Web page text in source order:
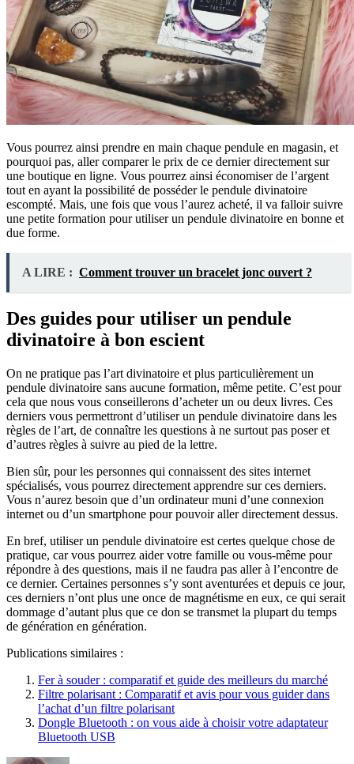
Vous pourrez ainsi prendre en main chaque pendule en magasin, et
pourquoi pas, aller comparer le prix de ce dernier directement sur
une boutique en ligne. Vous pourrez ainsi économiser de l’argent
tout en ayant la possibilité de posséder le pendule divinatoire
escompté. Mais, une fois que vous l’aurez acheté, il va falloir suivre
une petite formation pour utiliser un pendule divinatoire en bonne et
due forme.
A LIRE : Comment trouver un bracelet jonc ouvert ?
Des guides pour utiliser un pendule
divinatoire à bon escient
On ne pratique pas l’art divinatoire et plus particulièrement un
pendule divinatoire sans aucune formation, même petite. C’est pour
cela que nous vous conseillerons d’acheter un ou deux livres. Ces
derniers vous permettront d’utiliser un pendule divinatoire dans les
règles de l’art, de connaître les questions à ne surtout pas poser et
d’autres règles à suivre au pied de la lettre.
Bien sûr, pour les personnes qui connaissent des sites internet
spécialisés, vous pourrez directement apprendre sur ces derniers.
Vous n’aurez besoin que d’un ordinateur muni d’une connexion
internet ou d’un smartphone pour pouvoir aller directement dessus.
En bref, utiliser un pendule divinatoire est certes quelque chose de
pratique, car vous pourrez aider votre famille ou vous-même pour
répondre à des questions, mais il ne faudra pas aller à l’encontre de
ce dernier. Certaines personnes s’y sont aventurées et depuis ce jour,
ces derniers n’ont plus une once de magnétisme en eux, ce qui serait
dommage d’autant plus que ce don se transmet la plupart du temps
de génération en génération.
Publications similaires :
Fer à souder : comparatif et guide des meilleurs du marché
Filtre polarisant : Comparatif et avis pour vous guider dans
l’achat d’un filtre polarisant
Dongle Bluetooth : on vous aide à choisir votre adaptateur
Bluetooth USB